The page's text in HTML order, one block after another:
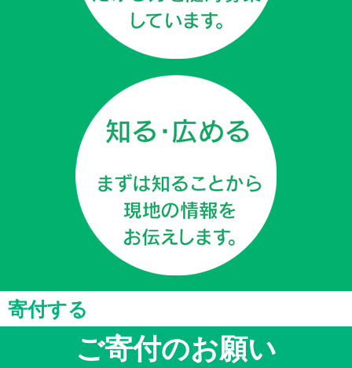
寄付する
ご寄付のお願い